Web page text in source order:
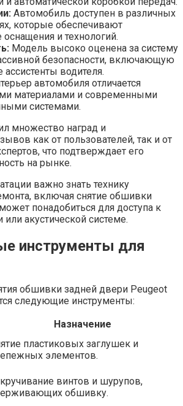
Автомобиль доступен в различных
которые обеспечивают
оснащения и технологий.
Модель высоко оценена за систему
безопасности, включающую
водителя.
автомобиля отличается
материалами и современными
системами.
множество наград и
как от пользователей, так и от
что подтверждает его
на рынке.
важно знать технику
включая снятие обшивки
понадобиться для доступа к
акустической системе.
инструменты для
обшивки задней двери Peugeot
следующие инструменты:
Назначение
пластиковых заглушек и
элементов.
винтов и шурупов,
обшивку.